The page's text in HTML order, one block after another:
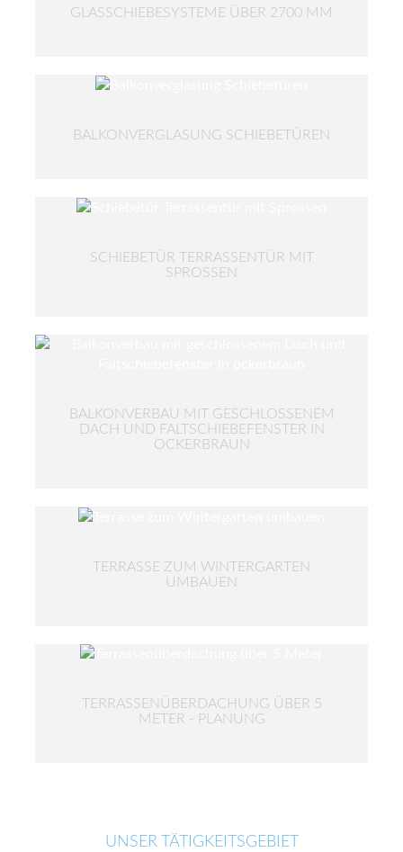
GLASSCHIEBESYSTEME ÜBER 2700 MM
BALKONVERGLASUNG SCHIEBETÜREN
SCHIEBETÜR TERRASSENTÜR MIT
SPROSSEN
BALKONVERBAU MIT GESCHLOSSENEM
DACH UND FALTSCHIEBEFENSTER IN
OCKERBRAUN
TERRASSE ZUM WINTERGARTEN
UMBAUEN
TERRASSENÜBERDACHUNG ÜBER 5
METER - PLANUNG
UNSER TÄTIGKEITSGEBIET